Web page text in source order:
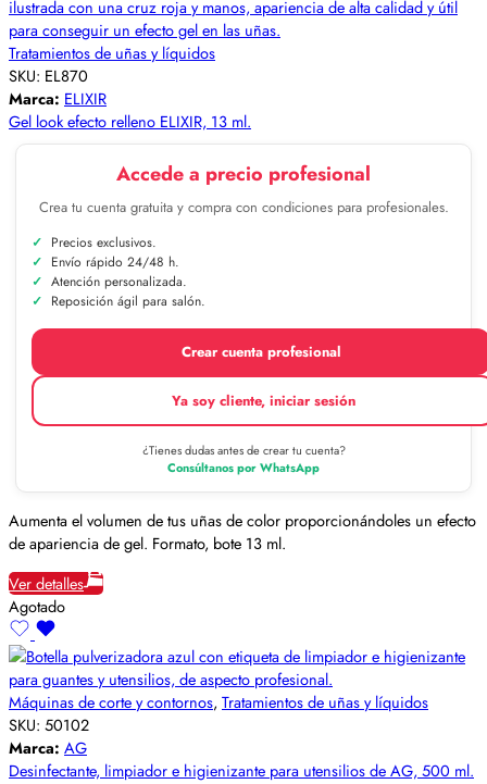
Tratamientos de uñas y líquidos
SKU: EL870
Marca: ELIXIR
Gel look efecto relleno ELIXIR, 13 ml.
Accede a precio profesional
Crea tu cuenta gratuita y compra con condiciones para profesionales.
Precios exclusivos.
Envío rápido 24/48 h.
Atención personalizada.
Reposición ágil para salón.
Crear cuenta profesional
Ya soy cliente, iniciar sesión
¿Tienes dudas antes de crear tu cuenta?
Consúltanos por WhatsApp
Aumenta el volumen de tus uñas de color proporcionándoles un efecto
de apariencia de gel. Formato, bote 13 ml.
Ver detalles
Agotado
Máquinas de corte y contornos, Tratamientos de uñas y líquidos
SKU: 50102
Marca: AG
Desinfectante, limpiador e higienizante para utensilios de AG, 500 ml.